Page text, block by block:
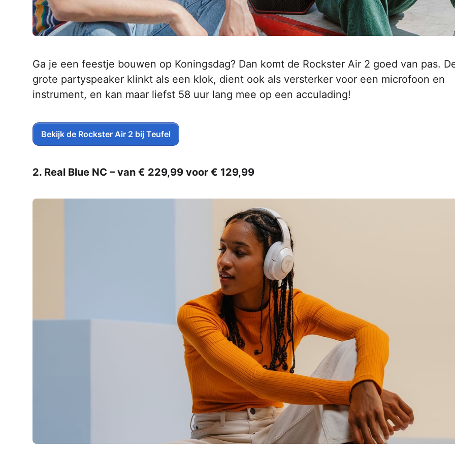
Ga je een feestje bouwen op Koningsdag? Dan komt de Rockster Air 2 goed van pas.
grote partyspeaker klinkt als een klok, dient ook als versterker voor een microfoon en
instrument, en kan maar liefst 58 uur lang mee op een acculading!
Bekijk de Rockster Air 2 bij Teufel
2. Real Blue NC – van € 229,99 voor € 129,99